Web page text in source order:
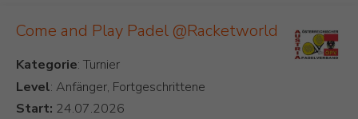
Come and Play Padel @Racketworld
Kategorie
Level: Anfänger, Fortgeschrittene
Start: